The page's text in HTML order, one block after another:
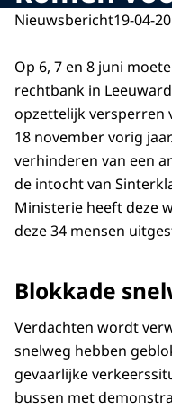
Nieuwsbericht19-04-
Op 6, 7 en 8 juni
rechtbank in
opzettelijk versperren
18 november vorig
verhinderen van een
de intocht van
Ministerie heeft deze
deze 34 mensen
Blokkade
Verdachten wordt
snelweg hebben
gevaarlijke
bussen met